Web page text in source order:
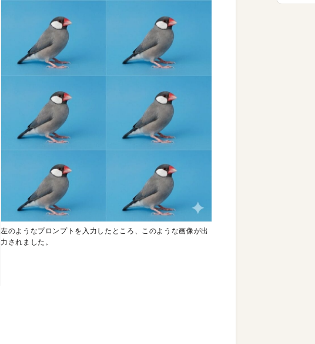
左のようなプロンプトを入力したところ、このような画像が出
力されました。